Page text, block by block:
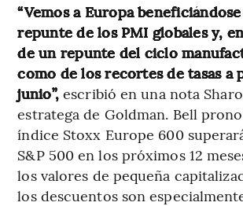
“Vemos a Europa
repunte de los PMI globales y,
de un repunte del ciclo
como de los recortes de tasas a
junio”, escribió en una nota
estratega de Goldman. Bell
índice Stoxx Europe 600
S&P 500 en los próximos 12
los valores de pequeña
los descuentos son